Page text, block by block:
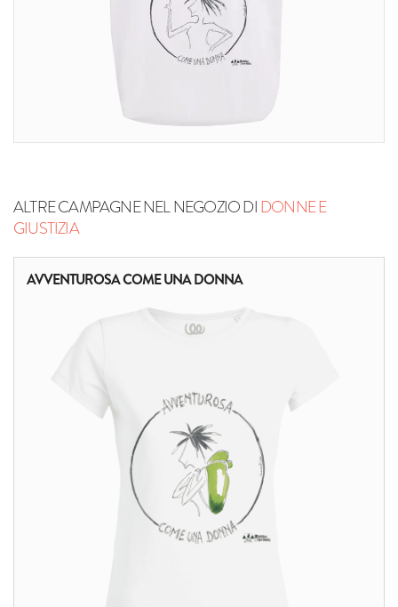
ALTRE CAMPAGNE NEL NEGOZIO DIDONNE E
GIUSTIZIA
AVVENTUROSA COME UNA DONNA